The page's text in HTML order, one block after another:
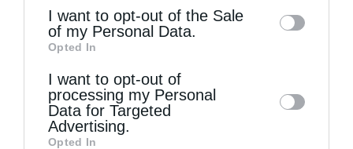
information may also be disclosed by us to
third parties on theIAB’s List of
Downstream Participants
disclose it to other third parties.
I want to opt-out of the Sale
of my Personal Data.
Opted In
I want to opt-out of
processing my Personal
Data for Targeted
Advertising.
Opted In
και Σταύρος Κελέτσης στην Θεία Λειτουργία.
ΆΓΙΟΣ ΔΙΟΝΎΣΙΟΣ ΑΡΕΟΠΑΓΊΤΗΣ
ΜΗΤΡΌΠΟΛΗ ΔΙΔΥΜΟΤΕΊΧΟΥ
ΜΗΤΡΟΠΟΛΊΤΗΣ ΔΙΔΥΜΟΤΕΊΧΟΥ Κ. ΔΑΜΑΣΚΗΝΌΣ